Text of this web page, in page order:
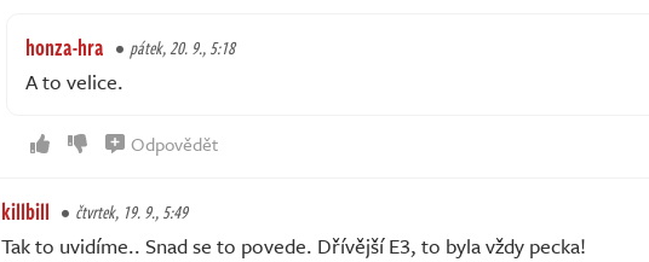
honza-hra pátek, 20. 9., 5:18
A to velice.
Odpovědět
killbill čtvrtek, 19. 9., 5:49
Tak to uvidíme.. Snad se to povede. Dřívější E3, to byla vždy pecka!